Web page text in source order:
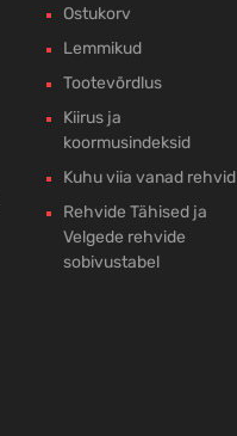
Ostukorv
Lemmikud
Tootevõrdlus
Kiirus ja
koormusindeksid
Kuhu viia vanad rehvid
Rehvide Tähised ja
Velgede rehvide
sobivustabel